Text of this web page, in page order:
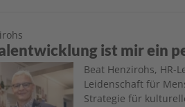
ist mir ein
Beat Henzirohs, HR-
Leidenschaft für
Strategie für